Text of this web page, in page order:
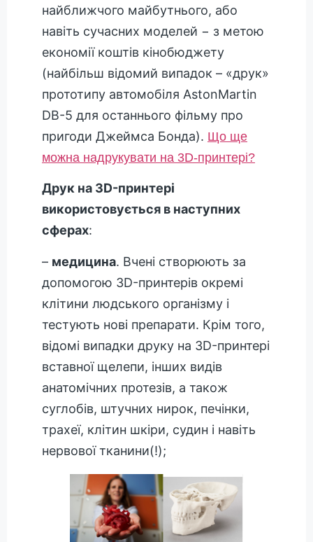
найближчого майбутнього, або
навіть сучасних моделей − з метою
економії коштів кінобюджету
(найбільш відомий випадок – «друк»
прототипу автомобіля AstonMartin
DB-5 для останнього фільму про
пригоди Джеймса Бонда). Що ще
можна надрукувати на 3D-принтері?
Друк на 3D-принтері
використовується в наступних
сферах:
– медицина. Вчені створюють за
допомогою 3D-принтерів окремі
клітини людського організму і
тестують нові препарати. Крім того,
відомі випадки друку на 3D-принтері
вставної щелепи, інших видів
анатомічних протезів, а також
суглобів, штучних нирок, печінки,
трахеї, клітин шкіри, судин і навіть
нервової тканини(!);